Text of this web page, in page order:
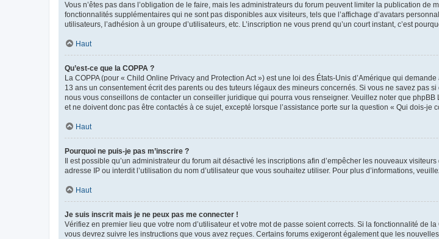
Vous n’êtes pas dans l’obligation de le faire, mais les administrateurs du forum peuvent limiter la publication
fonctionnalités supplémentaires qui ne sont pas disponibles aux visiteurs, tels que l’affichage d’avatars
utilisateurs, l’adhésion à un groupe d’utilisateurs, etc. L’inscription ne vous prend qu’un court instant, c’est
Haut
Qu’est-ce que la COPPA ?
La COPPA (pour « Child Online Privacy and Protection Act ») est une loi des États-Unis d’Amérique qui
13 ans un consentement écrit des parents ou des tuteurs légaux des mineurs concernés. Si vous ne savez pas
nous vous conseillons de contacter un conseiller juridique qui pourra vous renseigner. Veuillez noter que
et ne doivent donc pas être contactés à ce sujet, excepté lorsque l’assistance porte sur la question « Qui dois-je
Haut
Pourquoi ne puis-je pas m’inscrire ?
Il est possible qu’un administrateur du forum ait désactivé les inscriptions afin d’empêcher les nouveaux
adresse IP ou interdit l’utilisation du nom d’utilisateur que vous souhaitez utiliser. Pour plus d’informations,
Haut
Je suis inscrit mais je ne peux pas me connecter !
Vérifiez en premier lieu que votre nom d’utilisateur et votre mot de passe soient corrects. Si la fonctionnalité de
vous devrez suivre les instructions que vous avez reçues. Certains forums exigeront également que les